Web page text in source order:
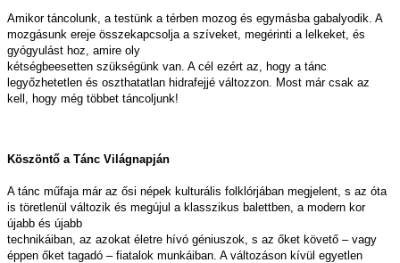
Amikor táncolunk, a testünk a térben mozog és egymásba gabalyodik. A
mozgásunk ereje összekapcsolja a szíveket, megérinti a lelkeket, és
gyógyulást hoz, amire oly
kétségbeesetten szükségünk van. A cél ezért az, hogy a tánc
legyőzhetetlen és oszthatatlan hidrafejjé változzon. Most már csak az
kell, hogy még többet táncoljunk!
Köszöntő a Tánc Világnapján
A tánc műfaja már az ősi népek kulturális folklórjában megjelent, s az óta
is töretlenül változik és megújul a klasszikus balettben, a modern kor
újabb és újabb
technikáiban, az azokat életre hívó géniuszok, s az őket követő – vagy
éppen őket tagadó – fiatalok munkáiban. A változáson kívül egyetlen